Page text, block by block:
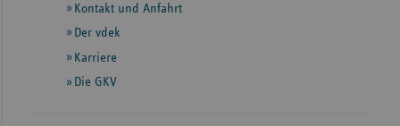
InformationenKontakt und Anfahrt
Der vdek
Karriere
Die GKV